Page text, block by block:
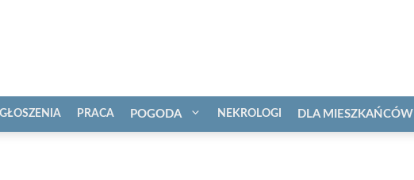
PRACA POGODA NEKROLOGI DLA MIESZKAŃCÓW